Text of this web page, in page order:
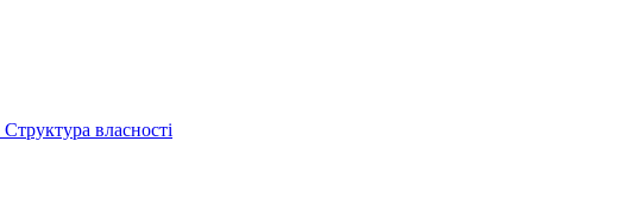
Структура власності